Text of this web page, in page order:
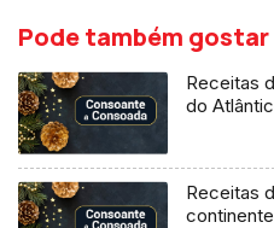
Pode também gostar
Receitas
do
Receitas